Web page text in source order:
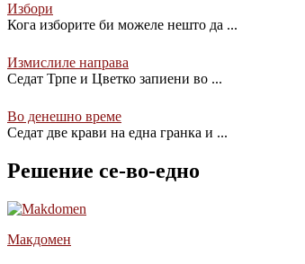
Избори
Кога изборите би можеле нешто да ...
Измислиле направа
Седат Трпе и Цветко запиени во ...
Во денешно време
Седат две крави на една гранка и ...
Решение се-во-едно
Макдомен